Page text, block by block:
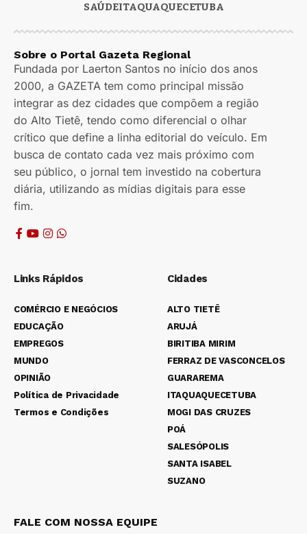
SAÚDEITAQUAQUECETUBA
Sobre o Portal Gazeta Regional
Fundada por Laerton Santos no início dos anos
2000, a GAZETA tem como principal missão
integrar as dez cidades que compõem a região
do Alto Tietê, tendo como diferencial o olhar
crítico que define a linha editorial do veículo. Em
busca de contato cada vez mais próximo com
seu público, o jornal tem investido na cobertura
diária, utilizando as mídias digitais para esse
fim.
Links Rápidos
COMÉRCIO E NEGÓCIOS
EDUCAÇÃO
EMPREGOS
MUNDO
OPINIÃO
Política de Privacidade
Termos e Condições
Cidades
ALTO TIETÊ
ARUJÁ
BIRITIBA MIRIM
FERRAZ DE VASCONCELOS
GUARAREMA
ITAQUAQUECETUBA
MOGI DAS CRUZES
POÁ
SALESÓPOLIS
SANTA ISABEL
SUZANO
FALE COM NOSSA EQUIPE